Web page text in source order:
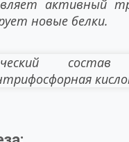
активный
новые белки.